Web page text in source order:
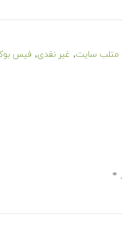
سایت, غیر نقدی, فیس
*